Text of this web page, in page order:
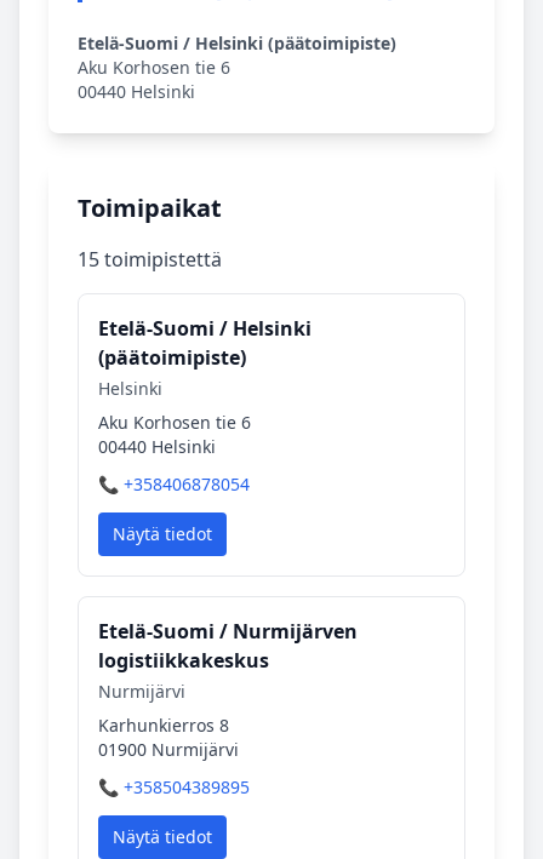
Etelä‑Suomi / Helsinki (päätoimipiste)
Aku Korhosen tie 6
00440 Helsinki
Toimipaikat
15 toimipistettä
Etelä‑Suomi / Helsinki
(päätoimipiste)
Helsinki
Aku Korhosen tie 6
00440 Helsinki
📞 +358406878054
Näytä tiedot
Etelä‑Suomi / Nurmijärven
logistiikkakeskus
Nurmijärvi
Karhunkierros 8
01900 Nurmijärvi
📞 +358504389895
Näytä tiedot